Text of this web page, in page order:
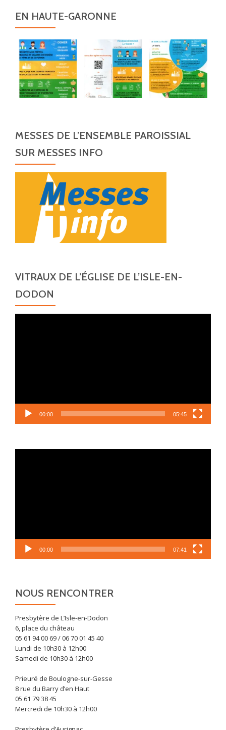
EN HAUTE-GARONNE
MESSES DE L’ENSEMBLE PAROISSIAL
SUR MESSES INFO
VITRAUX DE L’ÉGLISE DE L’ISLE-EN-
DODON
00:00 05:45
00:00 07:41
NOUS RENCONTRER
Presbytère de L’Isle-en-Dodon
6, place du château
05 61 94 00 69 / 06 70 01 45 40
Lundi de 10h30 à 12h00
Samedi de 10h30 à 12h00
Prieuré de Boulogne-sur-Gesse
8 rue du Barry d’en Haut
05 61 79 38 45
Mercredi de 10h30 à 12h00